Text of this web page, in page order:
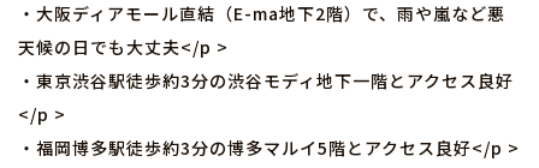
・大阪ディアモール直結（E-ma地下2階）で、雨や嵐など悪
天候の日でも大丈夫</p >
・東京渋谷駅徒歩約3分の渋谷モディ地下一階とアクセス良好
</p >
・福岡博多駅徒歩約3分の博多マルイ5階とアクセス良好</p >